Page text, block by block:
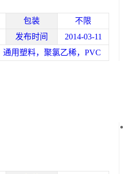
包装
不限
发布时间
2014-03-11
通用塑料，聚氯乙稀，PVC